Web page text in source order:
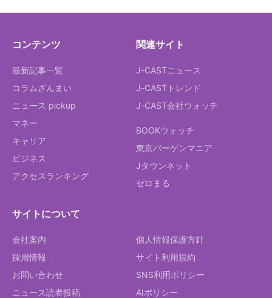
コンテンツ
最新記事一覧
コラムざんまい
ニュース pickup
マネー
キャリア
ビジネス
アクセスランキング
関連サイト
J-CASTニュース
J-CASTトレンド
J-CAST会社ウォッチ
BOOKウォッチ
東京バーゲンマニア
Jタウンネット
ゼロまる
サイトについて
会社案内
採用情報
お問い合わせ
ニュース読者投稿
個人情報保護方針
サイト利用規約
SNS利用ポリシー
AIポリシー